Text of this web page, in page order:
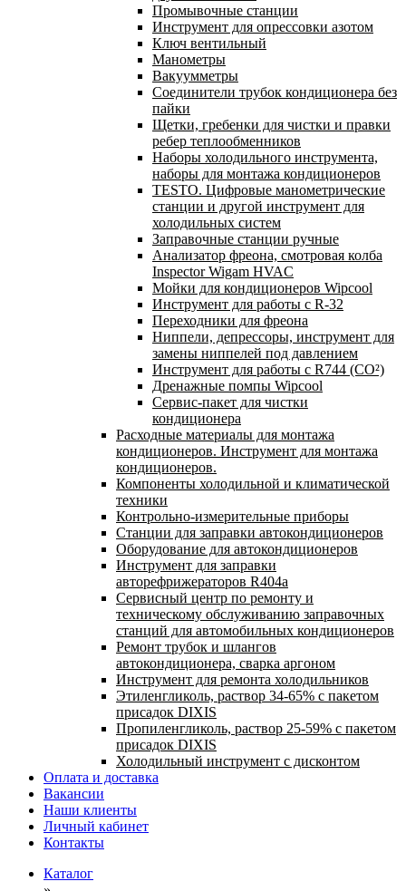
Промывочные станции
Инструмент для опрессовки азотом
Ключ вентильный
Манометры
Вакуумметры
Соединители трубок кондиционера без
пайки
Щетки, гребенки для чистки и правки
ребер теплообменников
Наборы холодильного инструмента,
наборы для монтажа кондиционеров
TESTO. Цифровые манометрические
станции и другой инструмент для
холодильных систем
Заправочные станции ручные
Анализатор фреона, смотровая колба
Inspector Wigam HVAC
Мойки для кондиционеров Wipcool
Инструмент для работы с R-32
Переходники для фреона
Ниппели, депрессоры, инструмент для
замены ниппелей под давлением
Инструмент для работы с R744 (CO²)
Дренажные помпы Wipcool
Сервис-пакет для чистки
кондиционера
Расходные материалы для монтажа
кондиционеров. Инструмент для монтажа
кондиционеров.
Компоненты холодильной и климатической
техники
Контрольно-измерительные приборы
Станции для заправки автокондиционеров
Оборудование для автокондиционеров
Инструмент для заправки
авторефрижераторов R404a
Сервисный центр по ремонту и
техническому обслуживанию заправочных
станций для автомобильных кондиционеров
Ремонт трубок и шлангов
автокондиционера, сварка аргоном
Инструмент для ремонта холодильников
Этиленгликоль, раствор 34-65% с пакетом
присадок DIXIS
Пропиленгликоль, раствор 25-59% с пакетом
присадок DIXIS
Холодильный инструмент с дисконтом
Оплата и доставка
Вакансии
Наши клиенты
Личный кабинет
Контакты
Каталог